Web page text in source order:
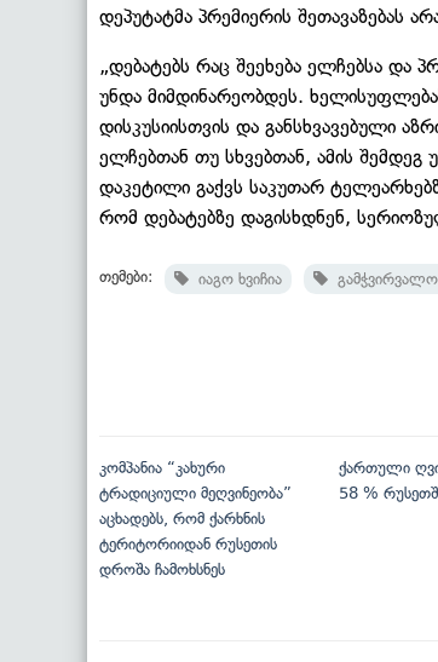
დეპუტატმა პრემიერის შეთავაზებას
„დებატებს რაც შეეხება ელჩებსა და
უნდა მიმდინარეობდეს.
დისკუსიისთვის და განსხვავებული
ელჩებთან თუ სხვებთან, ამის შემდეგ
დაკეტილი გაქვს საკუთარ
რომ დებატებზე დაგისხდნენ,
თემები: იაგო ხვიჩია
კომპანია “კახური
ტრადიციული მეღვინეობა”
აცხადებს, რომ ქარხნის
ტერიტორიიდან რუსეთის
დროშა ჩამოხსნეს
ქართული
58 %